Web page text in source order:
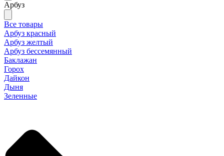
Арбуз
Все товары
Арбуз красный
Арбуз желтый
Арбуз бессемянный
Баклажан
Горох
Дайкон
Дыня
Зеленные